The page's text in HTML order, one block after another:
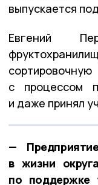
выпускается
Евгений
с процессом
и даже принял
—
в жизни
по поддержке